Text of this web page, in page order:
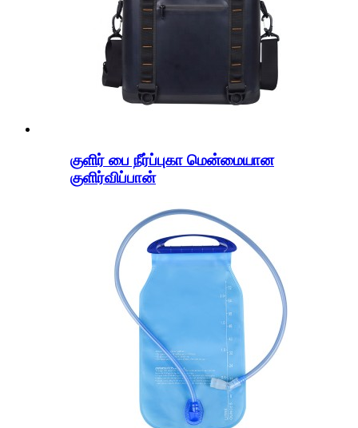
குளிர் பை நீர்ப்புகா மென்மையான
குளிர்விப்பான்